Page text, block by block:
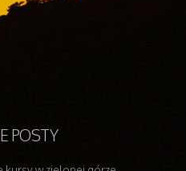
POSTY